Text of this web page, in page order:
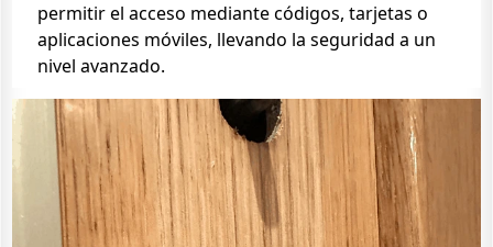
permitir el acceso mediante códigos, tarjetas o
aplicaciones móviles, llevando la seguridad a un
nivel avanzado.